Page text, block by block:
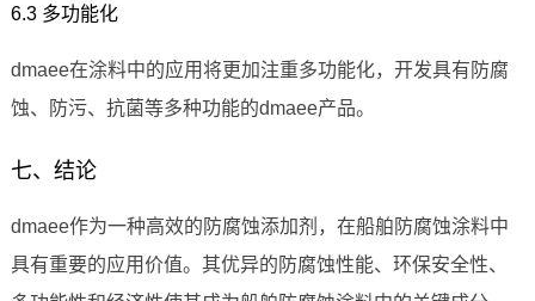
6.3 多功能化
dmaee在涂料中的应用将更加注重多功能化，开发具有防腐
蚀、防污、抗菌等多种功能的dmaee产品。
七、结论
dmaee作为一种高效的防腐蚀添加剂，在船舶防腐蚀涂料中
具有重要的应用价值。其优异的防腐蚀性能、环保安全性、